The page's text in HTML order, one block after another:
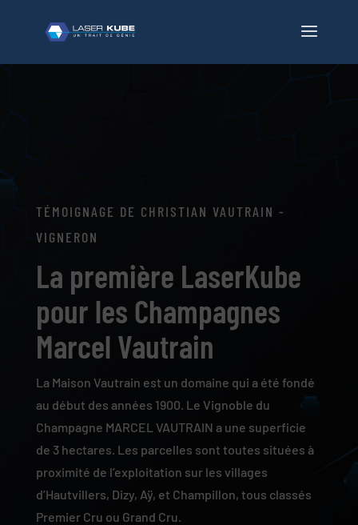
TÉMOIGNAGE DE CHRISTIAN VAUTRAIN -
VIGNERON
La première LaserKube
pour les Champagnes
Marcel Vautrain
La Maison Vautrain est un domaine qui a été fondé
au début des années 1900. Le Vignoble du
Champagne MARCEL VAUTRAIN a une superficie
de 3 hectares. Les parcelles sont toutes situées à
proximité de l’exploitation sur les villages
d’Hautvillers, Dizy, Aÿ, et Champillon, tous classés
Premier Cru ou Grand Cru.